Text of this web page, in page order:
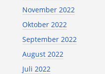
November 2022
Oktober 2022
September 2022
August 2022
Juli 2022